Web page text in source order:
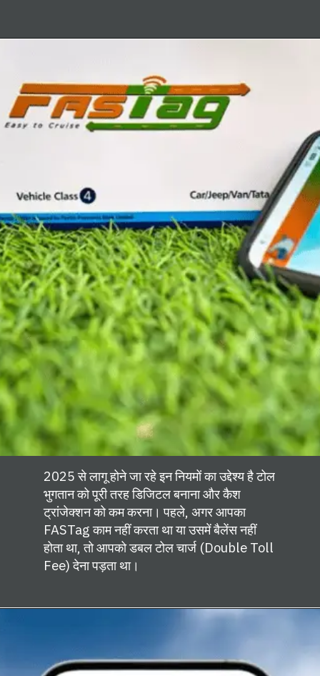
2025 से लागू होने जा रहे इन नियमों का उद्देश्य है टोल
भुगतान को पूरी तरह डिजिटल बनाना और कैश
ट्रांजेक्शन को कम करना। पहले, अगर आपका
FASTag काम नहीं करता था या उसमें बैलेंस नहीं
होता था, तो आपको डबल टोल चार्ज (Double Toll
Fee) देना पड़ता था।